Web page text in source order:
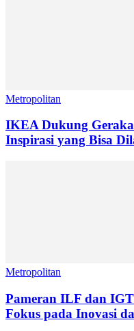
Metropolitan
IKEA Dukung
Inspirasi yang Bisa
Metropolitan
Pameran ILF dan
Fokus pada Inovasi